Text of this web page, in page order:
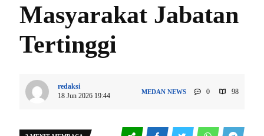
Masyarakat Jabatan
Tertinggi
redaksi
18 Jun 2026 19:44
MEDAN NEWS 0 98